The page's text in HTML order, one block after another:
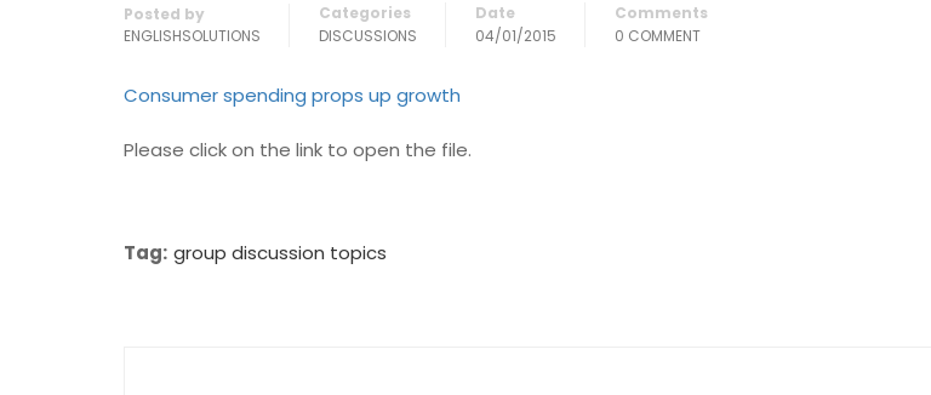
Posted by
ENGLISHSOLUTIONS
Categories
DISCUSSIONS
Date
04/01/2015
Comments
0 COMMENT
Consumer spending props up growth
Please click on the link to open the file.
Tag: group discussion topics